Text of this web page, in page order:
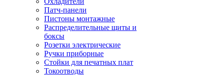
Патч-панели
Пистоны монтажные
Распределительные щиты и
боксы
Розетки электрические
Ручки приборные
Стойки для печатных плат
Токоотводы